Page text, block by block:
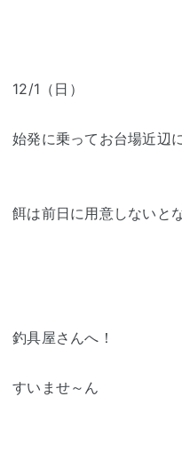
12/1（日）
始発に乗ってお台場近辺
餌は前日に用意しないと
釣具屋さんへ！
すいませ～ん